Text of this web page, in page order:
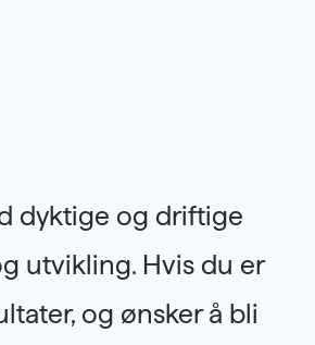
dyktige og driftige
utvikling. Hvis du er
og ønsker å bli